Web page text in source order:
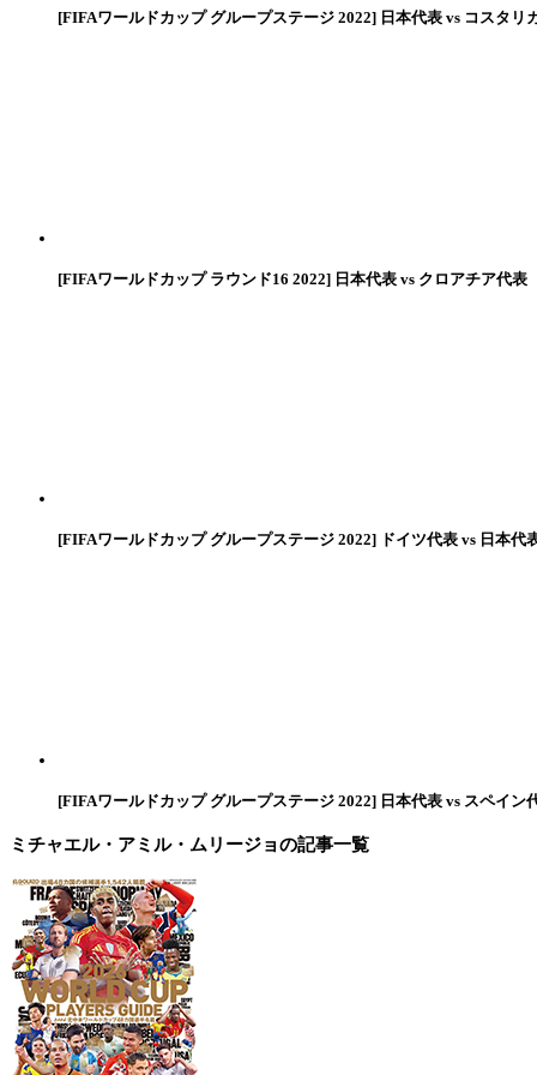
[FIFAワールドカップ グループステージ 2022] 日本代表 vs コスタリ
[FIFAワールドカップ ラウンド16 2022] 日本代表 vs クロアチア代表
[FIFAワールドカップ グループステージ 2022] ドイツ代表 vs 日本代
[FIFAワールドカップ グループステージ 2022] 日本代表 vs スペイン
ミチャエル・アミル・ムリージョの記事一覧